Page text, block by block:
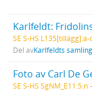
Karlfeldt:
SE S-HS L135[tillägg]:a-
Del avKarlfeldts
SE S-HS SgNM_E11:5:n